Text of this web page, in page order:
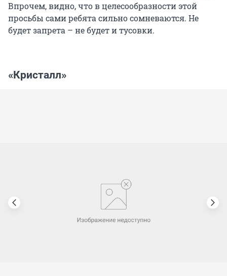
Впрочем, видно, что в целесообразности этой
просьбы сами ребята сильно сомневаются. Не
будет запрета – не будет и тусовки.
«Кристалл»